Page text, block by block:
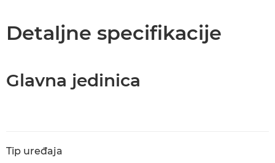
Preuzimanje PDF-a
Detaljne specifikacije
Glavna jedinica
Tip uređaja